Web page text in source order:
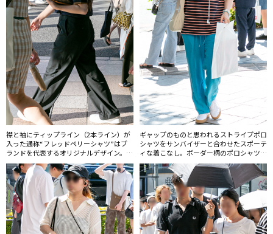
襟と袖にティップライン（2本ライン）が
入った通称“フレッドペリーシャツ”はブ
ランドを代表するオリジナルデザイン。
1952年の誕生以来イングランド製にこだ
わり作り続けられているという。
ギャップのものと思われるストライプポロ
シャツをサンバイザーと合わせたスポーテ
ィな着こなし。ボーダー柄のポロシャツも
多い。